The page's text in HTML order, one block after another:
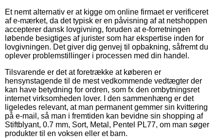
Et nemt alternativ er at kigge om online firmaet er verificeret
af e-mærket, da det typisk er en påvisning af at netshoppen
accepterer dansk lovgivning, foruden at e-forretningen
løbende besigtiges af jurister som har ekspertise inden for
lovgivningen. Det giver dig genvej til opbakning, såfremt du
oplever problemstillinger i processen med din handel.
Tilsvarende er det at foretrække at køberen er
hensynstagende til de mest vedkommende vedtægter der
kan have betydning for ordren, som fx den ombytningsret
internet virksomheden lover. I den sammenhæng er det
ligeledes relevant, at man permanent gemmer sin kvittering
på e-mail, så man i fremtiden kan bevidne sin shopping af
Stiftblyant, 0.7 mm, Sort, Metal, Pentel PL77, om man søger
produkter til en voksen eller et barn.